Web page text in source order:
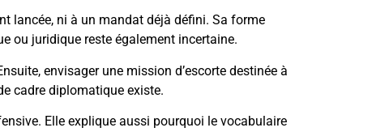
lancée, ni à un mandat déjà défini. Sa forme
ou juridique reste également incertaine.
envisager une mission d’escorte destinée à
cadre diplomatique existe.
Elle explique aussi pourquoi le vocabulaire